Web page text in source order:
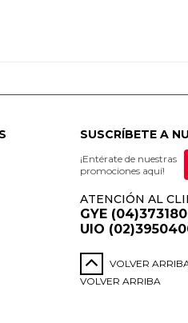
SUSCRÍBETE A
¡Entérate de nuestras
promociones aquí!
ATENCIÓN AL
GYE
UIO
VOLVER
VOLVER ARRIBA